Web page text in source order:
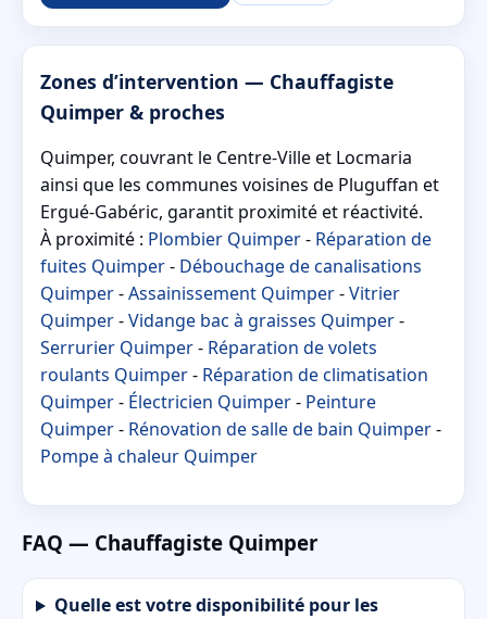
Zones d’intervention — Chauffagiste
Quimper & proches
Quimper, couvrant le Centre-Ville et Locmaria
ainsi que les communes voisines de Pluguffan et
Ergué-Gabéric, garantit proximité et réactivité.
À proximité : Plombier Quimper- Réparation de
fuites Quimper- Débouchage de canalisations
Quimper-Assainissement Quimper-Vitrier
Quimper-Vidange bac à graisses Quimper-
Serrurier Quimper- Réparation de volets
roulants Quimper- Réparation de climatisation
Quimper- Électricien Quimper- Peinture
Quimper- Rénovation de salle de bain Quimper-
Pompe à chaleur Quimper
FAQ — Chauffagiste Quimper
Quelle est votre disponibilité pour les